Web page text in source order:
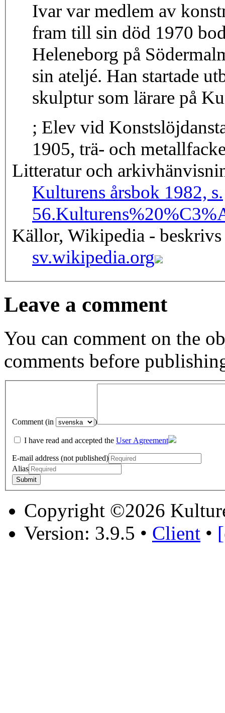
Ivar var medlem av
fram till sin död 1970
Heleneborg på
sin ateljé. Han startade
skulptur som lärare på
; Elev vid
1905, trä- och
Litteratur och
Kulturens årsbok 1982, s.
56.
Källor, Wikipedia - beskrivs
sv.wikipedia.org
Leave a comment
You can comment on the
comments before
Comment (in )
I have read and accepted the User Agreement
E-mail address (not published)
Alias
Copyright ©2026
Version: 3.9.5 • Client •